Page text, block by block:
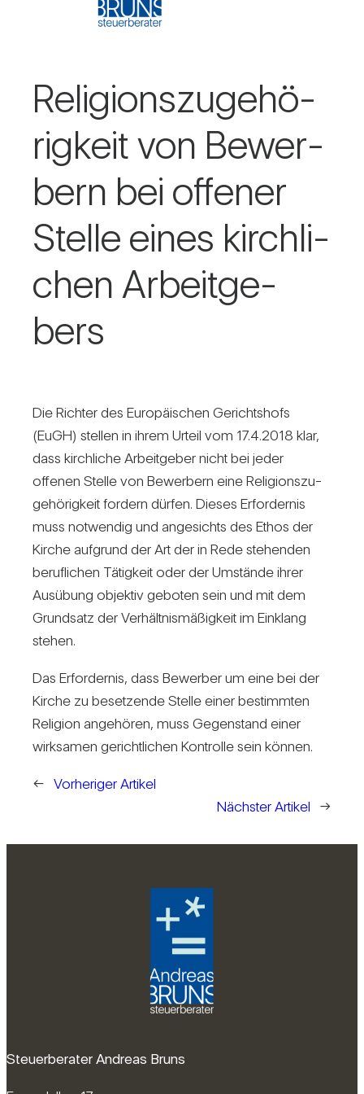
Reli­gi­ons­zu­ge­hö­
rig­keit von Bewer­
bern bei offener
Stelle eines kirch­li­
chen Arbeit­ge­
bers
Die Richter des Euro­päi­schen Gerichts­hofs
(EuGH) stellen in ihrem Urteil vom 17.4.2018 klar,
dass kirch­liche Arbeit­geber nicht bei jeder
offenen Stelle von Bewer­bern eine Reli­gi­ons­zu­
ge­hö­rig­keit for­dern dürfen. Dieses Erfor­dernis
muss not­wendig und ange­sichts des Ethos der
Kirche auf­grund der Art der in Rede ste­henden
beruf­li­chen Tätig­keit oder der Umstände ihrer
Aus­übung objektiv geboten sein und mit dem
Grund­satz der Ver­hält­nis­mä­ßig­keit im Ein­klang
stehen.
Das Erfor­dernis, dass Bewerber um eine bei der
Kirche zu beset­zende Stelle einer bestimmten
Reli­gion ange­hören, muss Gegen­stand einer
wirk­samen gericht­li­chen Kon­trolle sein können.
← Vorheriger Artikel
Nächster Artikel
→
Steuerberater Andreas Bruns